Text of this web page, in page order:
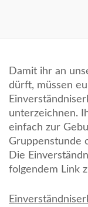
Damit ihr an
dürft, müssen
unterzeichnen.
einfach zur
Gruppenstunde
Die
folgendem Link